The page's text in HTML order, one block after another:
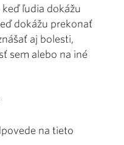
ľudia dokážu
dokážu prekonať
aj bolesti,
sem alebo na iné
na tieto